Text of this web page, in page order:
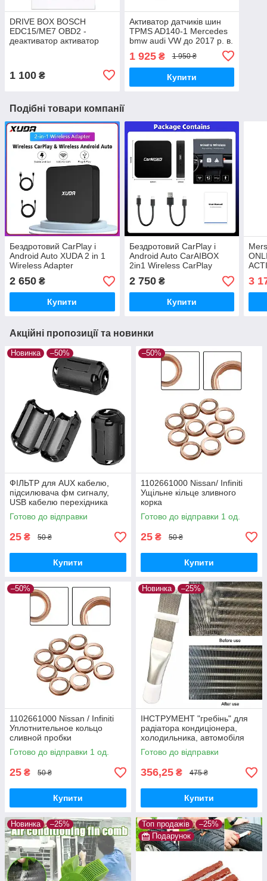
DRIVE BOX BOSCH
EDC15/ME7 OBD2 -
деактиватор активатор
1 100 ₴
Активатор датчиків шин
TPMS AD140-1 Mercedes
bmw audi VW до 2017 р. в.
1 925₴ 1 950 ₴
Купити
Подібні товари компанії
Бездротовий CarPlay і
Android Auto XUDA 2 in 1
Wireless Adapter
2 650 ₴
Купити
Бездротовий CarPlay і
Android Auto CarAIBOX
2in1 Wireless CarPlay
Dongle Wireless
2 750₴
Купити
TV
3
Акційні пропозиції та новинки
Новинка –50%
ФІЛЬТР для AUX кабелю,
підсилювача фм сигналу,
USB кабелю перехідника
Готово до відправки
25 ₴ 50 ₴
Купити
–50%
1102661000 Nissan/ Infiniti
Ущільне кільце зливного
корка
Готово до відправки 1 од.
25 ₴ 50 ₴
Купити
–50%
1102661000 Nissan / Infiniti
Уплотнительное кольцо
сливной пробки
Готово до відправки 1 од.
25 ₴ 50 ₴
Купити
Новинка –25%
ІНСТРУМЕНТ "гребінь" для
радіатора кондиціонера,
холодильника, автомобіля
(очищення, ремонт)
Готово до відправки
356,25 ₴ 475 ₴
Купити
Новинка –25% Топ продажів
–25%
Подарунок